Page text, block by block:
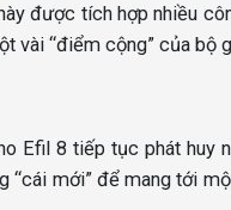
được tích hợp nhiều
vài “điểm cộng” của bộ
8 tiếp tục phát huy
mới” để mang tới